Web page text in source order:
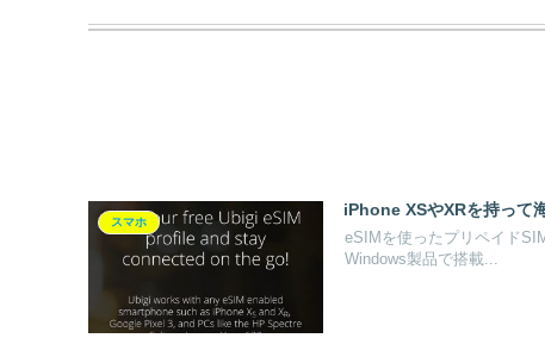
スマホ
iPhone XSやXRを持って
eSIMを使ったプリペイド
Windows製品で搭載...